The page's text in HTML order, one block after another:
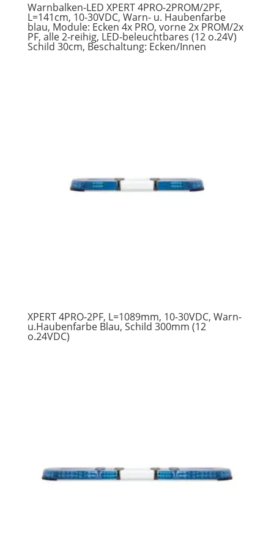
Warnbalken-LED XPERT 4PRO-2PROM/2PF,
L=141cm, 10-30VDC, Warn- u. Haubenfarbe
blau, Module: Ecken 4x PRO, vorne 2x PROM/2x
PF, alle 2-reihig, LED-beleuchtbares (12 o.24V)
Schild 30cm, Beschaltung: Ecken/Innen
XPERT 4PRO-2PF, L=1089mm, 10-30VDC, Warn-
u.Haubenfarbe Blau, Schild 300mm (12
o.24VDC)